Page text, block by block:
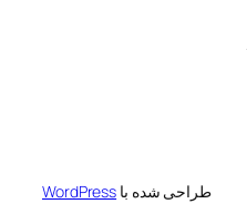
طراحی شده با WordPress